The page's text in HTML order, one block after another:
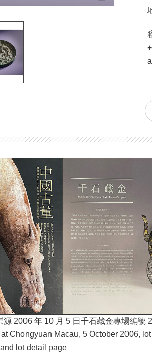
源 2006 年 10 月 5 日千石藏金專場編號
Chongyuan Macau, 5 October 2006,
lot detail page